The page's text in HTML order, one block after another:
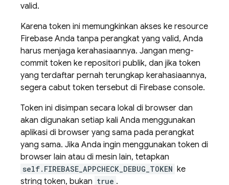
valid.
Karena token ini memungkinkan akses ke resource
Firebase Anda tanpa perangkat yang valid, Anda
harus menjaga kerahasiaannya. Jangan meng-
commit token ke repositori publik, dan jika token
yang terdaftar pernah terungkap kerahasiaannya,
segera cabut token tersebut di Firebase console.
Token ini disimpan secara lokal di browser dan
akan digunakan setiap kali Anda menggunakan
aplikasi di browser yang sama pada perangkat
yang sama. Jika Anda ingin menggunakan token di
browser lain atau di mesin lain, tetapkan
self.FIREBASE_APPCHECK_DEBUG_TOKEN ke
string token, bukan true .